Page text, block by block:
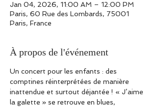
Jan 04, 2026, 11:00 AM – 12:00 PM
Paris, 60 Rue des Lombards, 75001
Paris, France
À propos de l'événement
Un concert pour les enfants : des
comptines réinterprétées de manière
inattendue et surtout déjantée ! « J’aime
la galette » se retrouve en blues,